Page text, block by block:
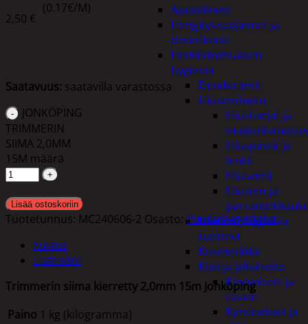
Apuvälineet
Hengityssuojaimet ja
desinfiointi
Henkilökohtainen
hygienia
Deodorantit
Hiustenhoito
Hiusharjat ja
Hiuspinnit ja
lenkit
Hiusvärit
Hiusten ja
Hammashygienia
tuotteet
Kosmetiikka
Käsi ja jalkahoito
Käsivoiteet ja
rasvat
Kynsisakset ja
2,50 €
(0.17€/M)
Saatavuus: saatavilla varastossa
JONKÖPING
TRIMMERIN
SIIMA 2,0MM
15M määrä
Lisää ostoskoriin
Tuotetunnus: MC240606-2 Osasto:Puutarhatyökalut
Kuvaus
Lisätiedot
Trimmerin siima kierretty 2,0mm 15m Jonköping
Paino 1 kg (kilogramma)